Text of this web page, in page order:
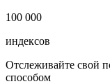
100 000
индексов
Отслеживайте свой
способом